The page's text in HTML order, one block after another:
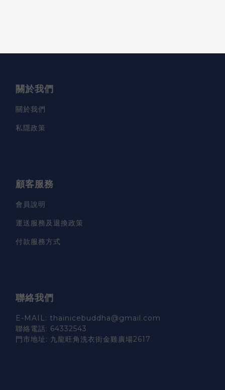
關於我們
關於我們
私隱政策
顧客服務
會員說明
運送服務及退換政策
付款服務方式
聯絡我們
E-MAIL: thainicebuddha@gmail.com
聯絡電話: 64332543
門市地址: 九龍旺角洗衣街金雞廣場2617